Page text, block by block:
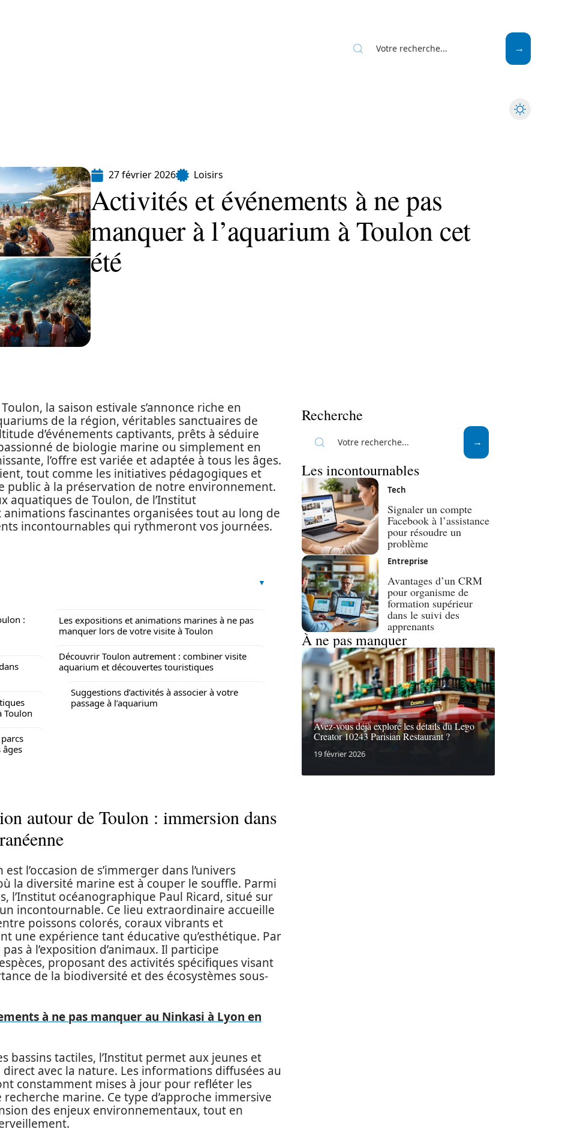
27 février 2026 Loisirs
Activités et événements à ne pas
manquer à l’aquarium à Toulon cet
été
la saison estivale s’annonce riche en
de la région, véritables sanctuaires de
d’événements captivants, prêts à séduire
de biologie marine ou simplement en
l’offre est variée et adaptée à tous les âges.
tout comme les initiatives pédagogiques et
public à la préservation de notre environnement.
aquatiques de Toulon, de l’Institut
fascinantes organisées tout au long de
incontournables qui rythmeront vos journées.
:
Toulon
Les expositions et animations marines à ne pas
manquer lors de votre visite à Toulon
Découvrir Toulon autrement : combiner visite
aquarium et découvertes touristiques
Suggestions d’activités à associer à votre
passage à l’aquarium
autour de Toulon : immersion dans
l’occasion de s’immerger dans l’univers
la diversité marine est à couper le souffle. Parmi
l’Institut océanographique Paul Ricard, situé sur
un incontournable. Ce lieu extraordinaire accueille
poissons colorés, coraux vibrants et
une expérience tant éducative qu’esthétique. Par
à l’exposition d’animaux. Il participe
proposant des activités spécifiques visant
de la biodiversité et des écosystèmes sous-
à ne pas manquer au Ninkasi à Lyon en
bassins tactiles, l’Institut permet aux jeunes et
avec la nature. Les informations diffusées au
constamment mises à jour pour refléter les
marine. Ce type d’approche immersive
des enjeux environnementaux, tout en
Recherche
Les incontournables
Tech
Signaler un compte
Facebook à l’assistance
pour résoudre un
problème
Entreprise
Avantages d’un CRM
pour organisme de
formation supérieur
dans le suivi des
apprenants
À ne pas manquer
Avez-vous déjà exploré les détails du Lego
Creator 10243 Parisian Restaurant ?
19 février 2026